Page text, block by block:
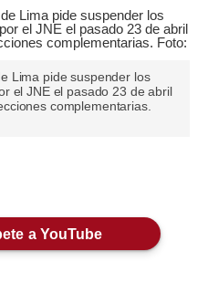
Lima pide suspender los
el JNE el pasado 23 de abril
complementarias.
a YouTube